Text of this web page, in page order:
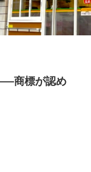
商標が認め